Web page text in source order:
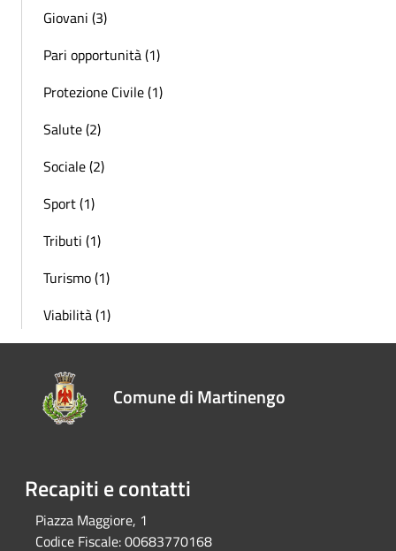
Giovani (3)
Pari opportunità (1)
Protezione Civile (1)
Salute (2)
Sociale (2)
Sport (1)
Tributi (1)
Turismo (1)
Viabilità (1)
Comune di Martinengo
Recapiti e contatti
Piazza Maggiore, 1
Codice Fiscale:00683770168